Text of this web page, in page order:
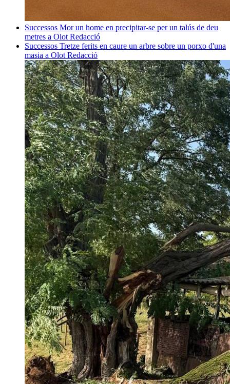
Successos Mor un home en precipitar-se per un talús de deu
metres a Olot Redacció
Successos Tretze ferits en caure un arbre sobre un porxo d'una
masia a Olot Redacció